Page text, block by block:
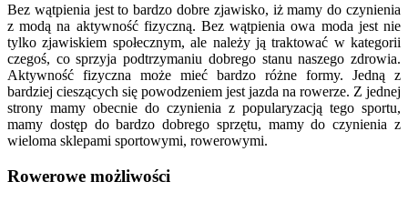
Bez wątpienia jest to bardzo dobre zjawisko, iż mamy do czynienia
z modą na aktywność fizyczną. Bez wątpienia owa moda jest nie
tylko zjawiskiem społecznym, ale należy ją traktować w kategorii
czegoś, co sprzyja podtrzymaniu dobrego stanu naszego zdrowia.
Aktywność fizyczna może mieć bardzo różne formy. Jedną z
bardziej cieszących się powodzeniem jest jazda na rowerze. Z jednej
strony mamy obecnie do czynienia z popularyzacją tego sportu,
mamy dostęp do bardzo dobrego sprzętu, mamy do czynienia z
wieloma sklepami sportowymi, rowerowymi.
Rowerowe możliwości